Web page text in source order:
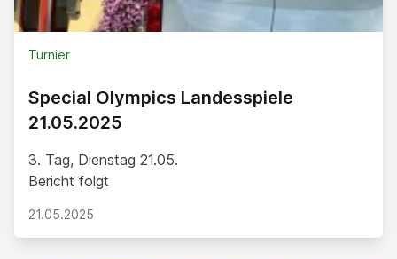
Turnier
Special Olympics Landesspiele
21.05.2025
3. Tag, Dienstag 21.05.
Bericht folgt
21.05.2025